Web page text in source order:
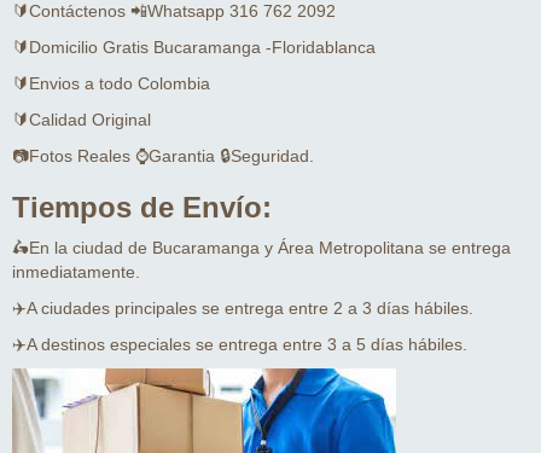
🔰Contáctenos 📲Whatsapp 316 762 2092
🔰Domicilio Gratis Bucaramanga -Floridablanca
🔰Envios a todo Colombia
🔰Calidad Original
📷Fotos Reales ⌚Garantia 🔒Seguridad.
Tiempos de Envío:
🛵En la ciudad de Bucaramanga y Área Metropolitana se entrega
inmediatamente.
✈️A ciudades principales se entrega entre 2 a 3 días hábiles.
✈️A destinos especiales se entrega entre 3 a 5 días hábiles.